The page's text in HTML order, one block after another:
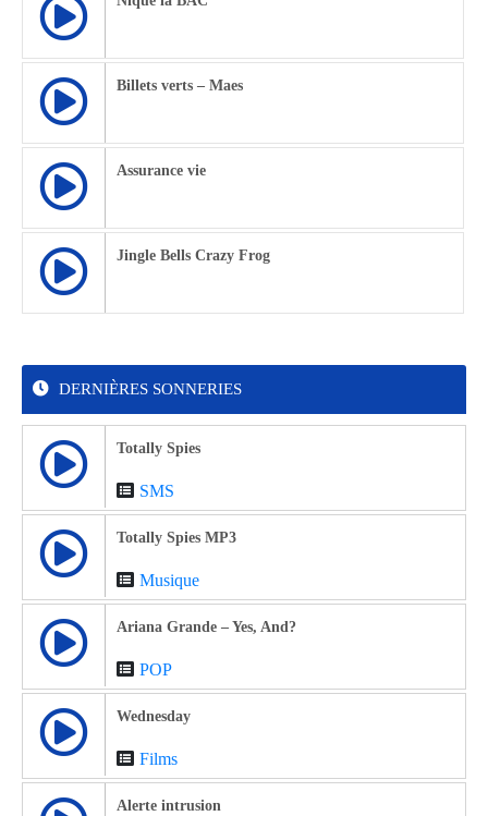
Billets verts – Maes
Assurance vie
Jingle Bells Crazy Frog
DERNIÈRES SONNERIES
Totally Spies
SMS
Totally Spies MP3
Musique
Ariana Grande – Yes, And?
POP
Wednesday
Films
Alerte intrusion